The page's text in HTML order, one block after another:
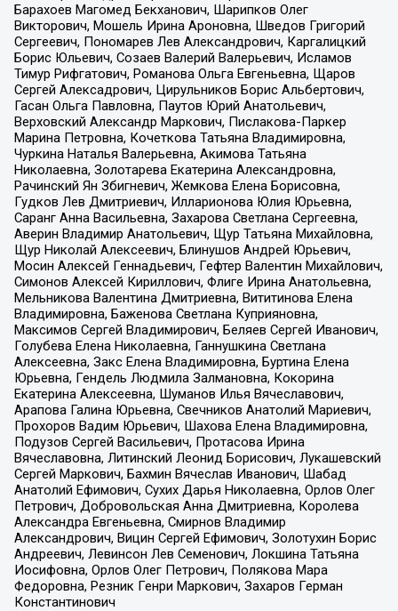
Барахоев Магомед Бекханович, Шарипков Олег
Викторович, Мошель Ирина Ароновна, Шведов Григорий
Сергеевич, Пономарев Лев Александрович, Каргалицкий
Борис Юльевич, Созаев Валерий Валерьевич, Исламов
Тимур Рифгатович, Романова Ольга Евгеньевна, Щаров
Сергей Алексадрович, Цирульников Борис Альбертович,
Гасан Ольга Павловна, Паутов Юрий Анатольевич,
Верховский Александр Маркович, Пислакова-Паркер
Марина Петровна, Кочеткова Татьяна Владимировна,
Чуркина Наталья Валерьевна, Акимова Татьяна
Николаевна, Золотарева Екатерина Александровна,
Рачинский Ян Збигневич, Жемкова Елена Борисовна,
Гудков Лев Дмитриевич, Илларионова Юлия Юрьевна,
Саранг Анна Васильевна, Захарова Светлана Сергеевна,
Аверин Владимир Анатольевич, Щур Татьяна Михайловна,
Щур Николай Алексеевич, Блинушов Андрей Юрьевич,
Мосин Алексей Геннадьевич, Гефтер Валентин Михайлович,
Симонов Алексей Кириллович, Флиге Ирина Анатольевна,
Мельникова Валентина Дмитриевна, Вититинова Елена
Владимировна, Баженова Светлана Куприяновна,
Максимов Сергей Владимирович, Беляев Сергей Иванович,
Голубева Елена Николаевна, Ганнушкина Светлана
Алексеевна, Закс Елена Владимировна, Буртина Елена
Юрьевна, Гендель Людмила Залмановна, Кокорина
Екатерина Алексеевна, Шуманов Илья Вячеславович,
Арапова Галина Юрьевна, Свечников Анатолий Мариевич,
Прохоров Вадим Юрьевич, Шахова Елена Владимировна,
Подузов Сергей Васильевич, Протасова Ирина
Вячеславовна, Литинский Леонид Борисович, Лукашевский
Сергей Маркович, Бахмин Вячеслав Иванович, Шабад
Анатолий Ефимович, Сухих Дарья Николаевна, Орлов Олег
Петрович, Добровольская Анна Дмитриевна, Королева
Александра Евгеньевна, Смирнов Владимир
Александрович, Вицин Сергей Ефимович, Золотухин Борис
Андреевич, Левинсон Лев Семенович, Локшина Татьяна
Иосифовна, Орлов Олег Петрович, Полякова Мара
Федоровна, Резник Генри Маркович, Захаров Герман
Константинович